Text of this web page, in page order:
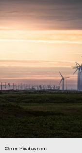
Фото: Pixabay.com